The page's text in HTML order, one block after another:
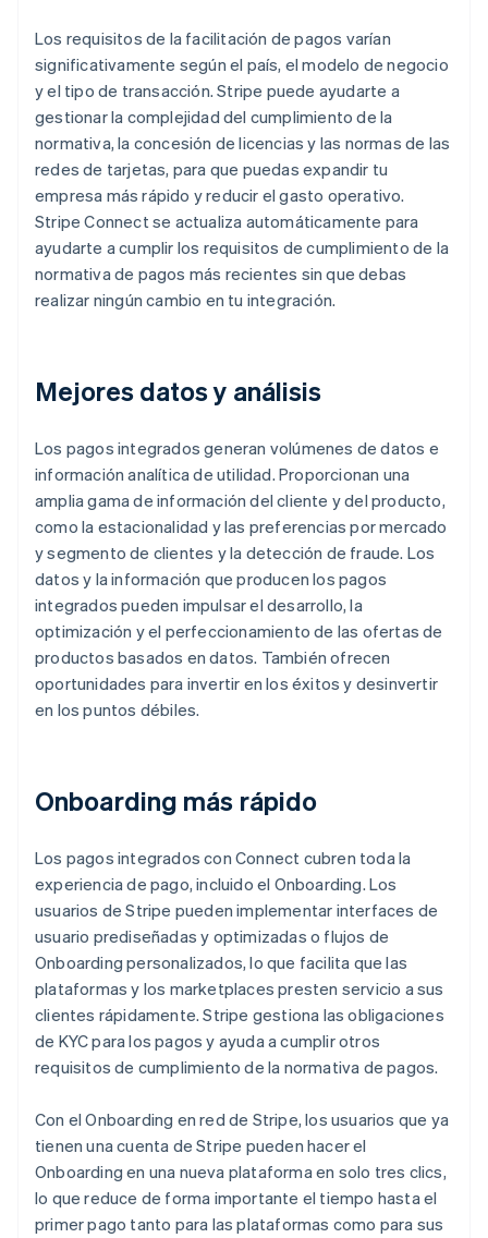
Los requisitos de la facilitación de pagos varían
significativamente según el país, el modelo de negocio
y el tipo de transacción. Stripe puede ayudarte a
gestionar la complejidad del cumplimiento de la
normativa, la concesión de licencias y las normas de las
redes de tarjetas, para que puedas expandir tu
empresa más rápido y reducir el gasto operativo.
Stripe Connect se actualiza automáticamente para
ayudarte a cumplir los requisitos de cumplimiento de la
normativa de pagos más recientes sin que debas
realizar ningún cambio en tu integración.
Mejores datos y análisis
Los pagos integrados generan volúmenes de datos e
información analítica de utilidad. Proporcionan una
amplia gama de información del cliente y del producto,
como la estacionalidad y las preferencias por mercado
y segmento de clientes y la detección de fraude. Los
datos y la información que producen los pagos
integrados pueden impulsar el desarrollo, la
optimización y el perfeccionamiento de las ofertas de
productos basados en datos. También ofrecen
oportunidades para invertir en los éxitos y desinvertir
en los puntos débiles.
Onboarding más rápido
Los pagos integrados con Connect cubren toda la
experiencia de pago, incluido el Onboarding. Los
usuarios de Stripe pueden implementar interfaces de
usuario prediseñadas y optimizadas o flujos de
Onboarding personalizados, lo que facilita que las
plataformas y los marketplaces presten servicio a sus
clientes rápidamente. Stripe gestiona las obligaciones
de KYC para los pagos y ayuda a cumplir otros
requisitos de cumplimiento de la normativa de pagos.
Con el Onboarding en red de Stripe, los usuarios que ya
tienen una cuenta de Stripe pueden hacer el
Onboarding en una nueva plataforma en solo tres clics,
lo que reduce de forma importante el tiempo hasta el
primer pago tanto para las plataformas como para sus